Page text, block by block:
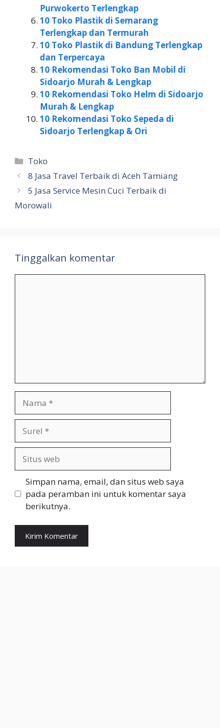
Purwokerto Terlengkap
10 Toko Plastik di Semarang
Terlengkap dan Termurah
10 Toko Plastik di Bandung Terlengkap
dan Terpercaya
10 Rekomendasi Toko Ban Mobil di
Sidoarjo Murah & Lengkap
10 Rekomendasi Toko Helm di Sidoarjo
Murah & Lengkap
10 Rekomendasi Toko Sepeda di
Sidoarjo Terlengkap & Ori
Kategori
Toko
8 Jasa Travel Terbaik di Aceh Tamiang
5 Jasa Service Mesin Cuci Terbaik di
Morowali
Tinggalkan komentar
web
Simpan nama, email, dan situs web saya
pada peramban ini untuk komentar saya
berikutnya.